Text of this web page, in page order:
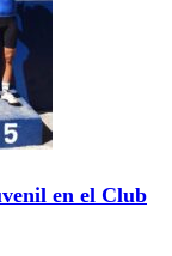
en el Club